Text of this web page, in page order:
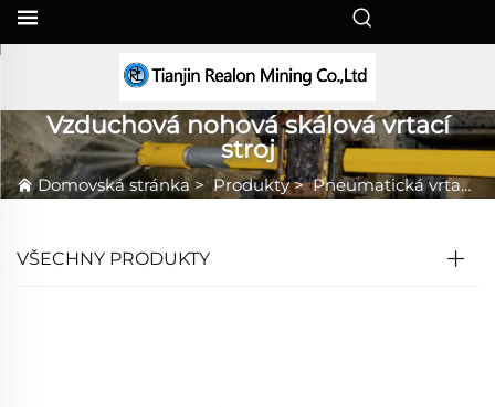
Vzduchová nohová skálová vrtací
stroj
Domovská stránka>Produkty>Pneumatická vrtačka do skal
VŠECHNY PRODUKTY